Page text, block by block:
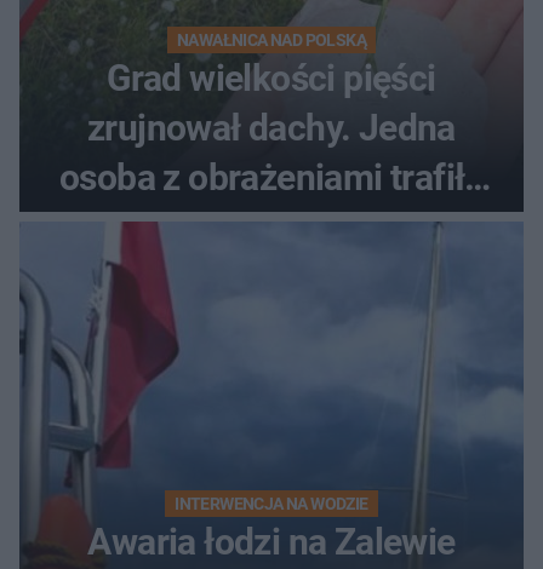
NAWAŁNICA NAD POLSKĄ
Grad wielkości pięści
zrujnował dachy. Jedna
osoba z obrażeniami trafiła
do szpitala
INTERWENCJA NA WODZIE
Awaria łodzi na Zalewie